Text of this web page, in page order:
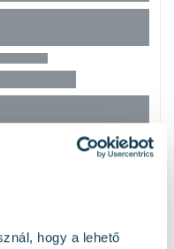
hogy a lehető